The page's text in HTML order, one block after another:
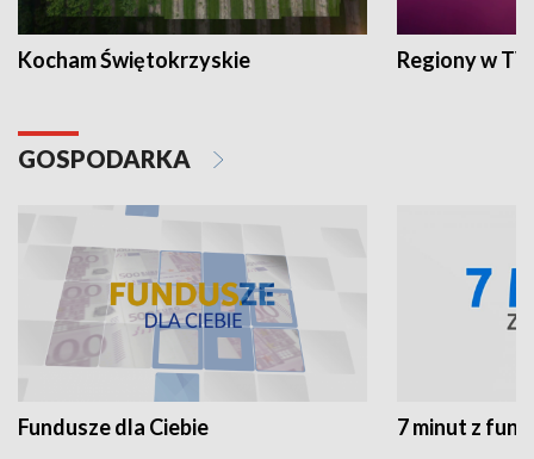
Kocham Świętokrzyskie Regiony w
GOSPODARKA
Fundusze dla Ciebie 7 minut z